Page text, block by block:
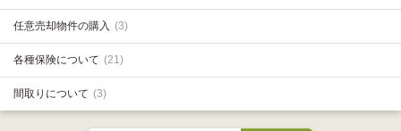
任意売却物件の購入 (3)
各種保険について (21)
間取りについて (3)